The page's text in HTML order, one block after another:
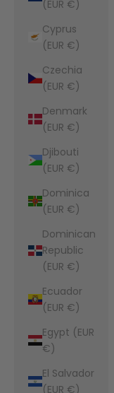
(EUR €)
Cyprus
(EUR €)
Czechia
(EUR €)
Denmark
(EUR €)
Djibouti
(EUR €)
Dominica
(EUR €)
Dominican
Republic
(EUR €)
Ecuador
(EUR €)
Egypt (EUR
€)
El Salvador
(EUR €)